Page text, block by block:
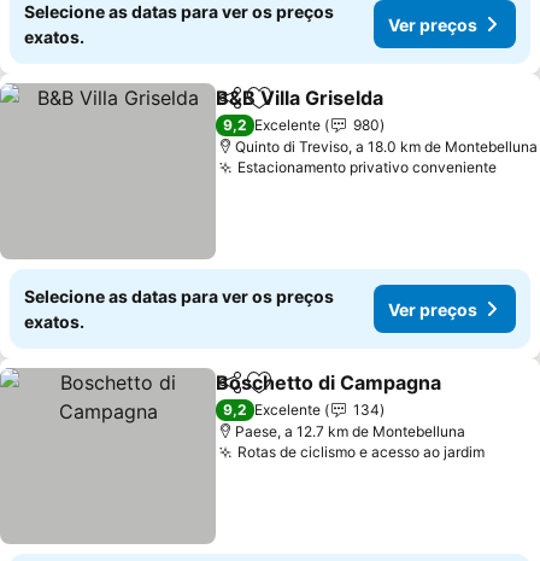
Selecione as datas para ver os preços
exatos.
Ver preços
PartilharAdicionar aos favoritos
B&B Villa Griselda
9,2 Excelente
980
Quinto di Treviso, a 18.0 km de Montebelluna
Estacionamento privativo convenienteVer
Selecione as datas para ver os preços
exatos.
Ver preços
PartilharAdicionar aos favoritos
Boschetto di Campagna
9,2 Excelente
134
Paese, a 12.7 km de Montebelluna
Rotas de ciclismo e acesso ao jardimVer